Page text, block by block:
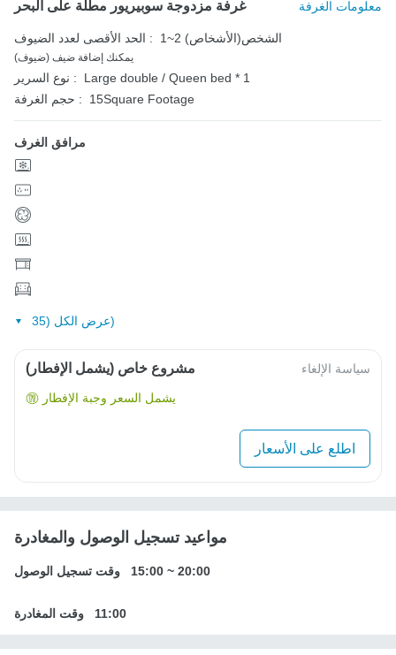
غرفة مزدوجة سوبيريور مطلة على البحر معلومات الغرفة
الحد الأقصى لعدد الضيوف : 1~2 الشخص(الأشخاص)
يمكنك إضافة ضيف (ضيوف)
نوع السرير :
Large double / Queen bed * 1
حجم الغرفة :
15Square Footage
مرافق الغرف
عرض الكل (35)
مشروع خاص (يشمل الإفطار) سياسة الإلغاء
يشمل السعر وجبة الإفطار
اطلع على الأسعار
مواعيد تسجيل الوصول والمغادرة
وقت تسجيل الوصول 15:00 ~ 20:00
وقت المغادرة 11:00